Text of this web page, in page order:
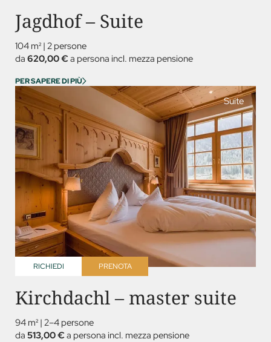
Jagdhof – Suite
104 m² | 2 persone
da 620,00 € a persona incl. mezza pensione
PER SAPERE DI PIÙ
Suite
PRENOTA
RICHIEDI
Kirchdachl – master suite
94 m² | 2–4 persone
da 513,00 € a persona incl. mezza pensione